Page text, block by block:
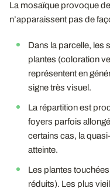
La mosaïque provoque
n’apparaissent pas de
Dans la parcelle, les
plantes (coloration
représentent en
signe très visuel.
La répartition est
foyers parfois
certains cas, la
atteinte.
Les plantes
réduits). Les plus